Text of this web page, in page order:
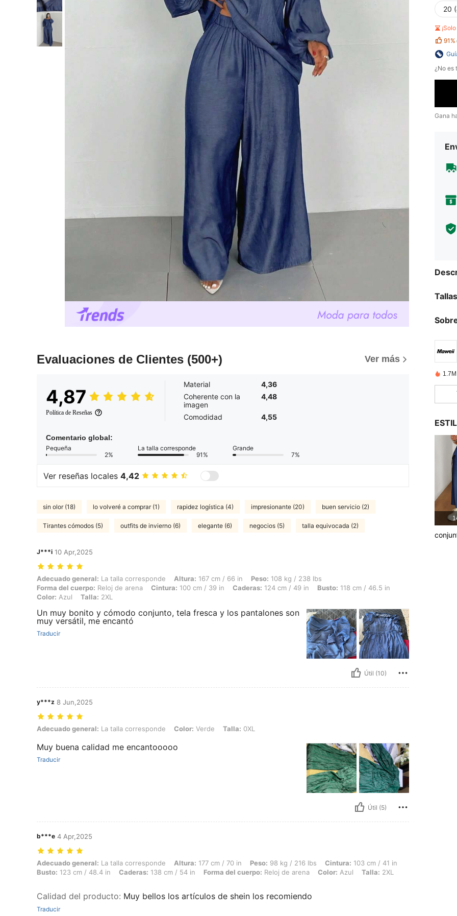
Evaluaciones de Clientes (500+) Ver más
4,87
Política de Reseñas
Material
4,36
Coherente con la
imagen
4,48
Comodidad 4,55
Comentario global:
Pequeña
2%
La talla corresponde
91%
Grande
7%
Ver reseñas locales 4,42
sin olor (18) lo volveré a comprar (1) rapidez logística (4) impresionante (20) buen servicio (2)
Tirantes cómodos (5) outfits de invierno (6) elegante (6) negocios (5) talla equivocada (2)
J***i 10 Apr,2025
Adecuado general: La talla corresponde, Altura: 167 cm / 66 in, Peso: 108 kg / 238 lbs, Forma del cuerpo: Reloj de arena, Cintura: 100 cm / 39 in,
Adecuado general: La talla corresponde Altura: 167 cm / 66 in Peso: 108 kg / 238 lbs
Forma del cuerpo: Reloj de arena Cintura: 100 cm / 39 in Caderas: 124 cm / 49 in Busto: 118 cm / 46.5 in
Color: Azul Talla: 2XL
Un muy bonito y cómodo conjunto, tela fresca y los pantalones son
muy versátil, me encantó
Traducir
Útil (10)
y***z 8 Jun,2025
Adecuado general: La talla corresponde, Color: Verde, Talla: 0XL
Adecuado general: La talla corresponde Color: Verde Talla: 0XL
Muy buena calidad me encantooooo
Traducir
Útil (5)
b***e 4 Apr,2025
Adecuado general: La talla corresponde, Altura: 177 cm / 70 in, Peso: 98 kg / 216 lbs, Cintura: 103 cm / 41 in, Busto: 123 cm / 48.4 in, Caderas: 138
Adecuado general: La talla corresponde Altura: 177 cm / 70 in Peso: 98 kg / 216 lbs Cintura: 103 cm / 41 in
Busto: 123 cm / 48.4 in Caderas: 138 cm / 54 in Forma del cuerpo: Reloj de arena Color: Azul Talla: 2XL
Calidad del producto: Muy bellos los artículos de shein los recomiendo
Traducir
20
91%
¿No es
Gana